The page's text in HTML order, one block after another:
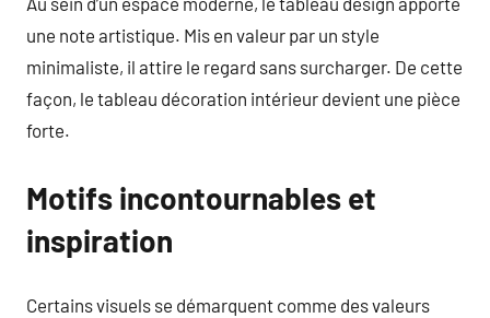
une note artistique. Mis en valeur par un style
minimaliste, il attire le regard sans surcharger. De cette
façon, le tableau décoration intérieur devient une pièce
forte.
Motifs incontournables et
inspiration
Certains visuels se démarquent comme des valeurs